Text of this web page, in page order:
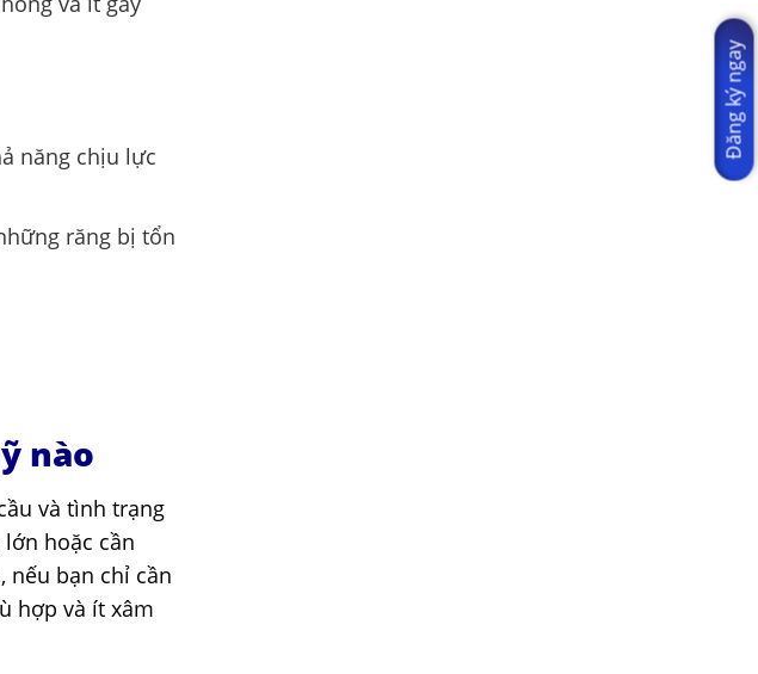
năng chịu lực
răng bị tổn
nào
và tình trạng
hoặc cần
nếu bạn chỉ cần
hợp và ít xâm
Đăng ký ngay